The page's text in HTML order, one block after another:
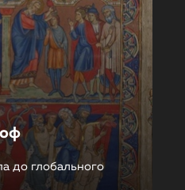
до глобального